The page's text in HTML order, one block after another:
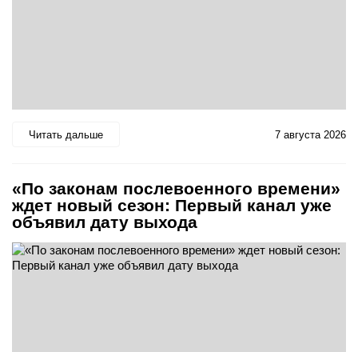
Читать дальше 7 августа 2026
«По законам послевоенного времени»
ждет новый сезон: Первый канал уже
объявил дату выхода